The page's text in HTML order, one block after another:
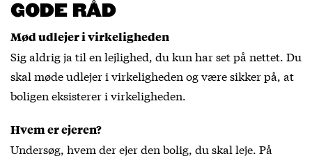
GODE RÅD
Mød udlejer i virkeligheden
Sig aldrig ja til en lejlighed, du kun har set på nettet. Du
skal møde udlejer i virkeligheden og være sikker på, at
boligen eksisterer i virkeligheden.
Hvem er ejeren?
Undersøg, hvem der ejer den bolig, du skal leje. På